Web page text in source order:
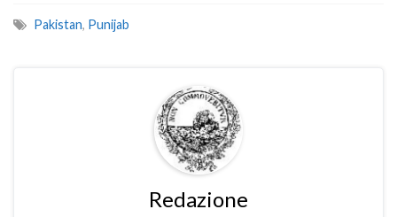
Pakistan, Punijab
Redazione